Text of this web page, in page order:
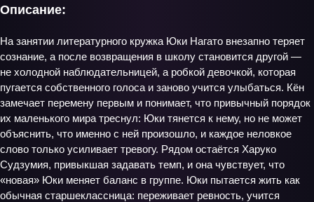
Описание:
На занятии литературного кружка Юки Нагато внезапно теряет
сознание, а после возвращения в школу становится другой —
не холодной наблюдательницей, а робкой девочкой, которая
пугается собственного голоса и заново учится улыбаться. Кён
замечает перемену первым и понимает, что привычный порядок
их маленького мира треснул: Юки тянется к нему, но не может
объяснить, что именно с ней произошло, и каждое неловкое
слово только усиливает тревогу. Рядом остаётся Харуко
Судзумия, привыкшая задавать темп, и она чувствует, что
«новая» Юки меняет баланс в группе. Юки пытается жить как
обычная старшеклассница: переживает ревность, учится